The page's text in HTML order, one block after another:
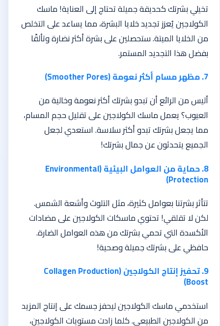
تخيلي بشرتك كحديقة جميلة تحتاج إلى العناية! ماسك
الكولاجين يُعزز تجديد خلايا البشرة، مما يساعد على التخلص
من الخلايا الميتة. ستحصلين على بشرة أكثر نضارة وتألقًا
بفضل هذا التجديد المستمر.
7. مظهر مسام أكثر نعومة (Smoother Pores)
أليس من الرائع أن تبدو بشرتك أكثر نعومة وخالية من
العيوب؟ يعمل ماسك الكولاجين على تقليل حجم المسام،
مما يجعل بشرتك تبدو أكثر سلاسة. استعدي لجعل
الجميع يتحدثون عن جمال بشرتك!
8. حماية من العوامل البيئية (Environmental
Protection)
تتأثر بشرتنا بعوامل كثيرة، مثل التلوث وأشعة الشمس.
لكن لا تقلقي! تحتوي ماسكات الكولاجين على مضادات
الأكسدة التي تحمي بشرتك من هذه العوامل الضارة.
حافظي على بشرتك جميلة وصحية!
9. تحفيز إنتاج الكولاجين (Collagen Production
Boost)
استخدمي ماسك الكولاجين ليحفز جسمك على إنتاج المزيد
من الكولاجين الطبيعي. كلما زادت مستويات الكولاجين،